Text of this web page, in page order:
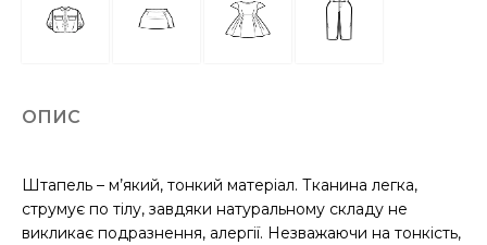
ОПИС
Штапель – м’який, тонкий матеріал. Тканина легка,
струмує по тілу, завдяки натуральному складу не
викликає подразнення, алергії. Незважаючи на тонкість,